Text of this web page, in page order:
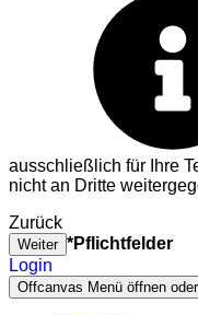
ausschließlich für Ihre
nicht an Dritte
Zurück
Weiter *Pflichtfelder
Login
Offcanvas Menü öffnen